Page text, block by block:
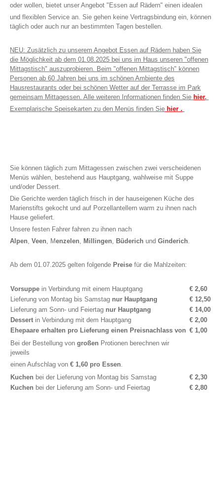
oder wollen, bietet unser Angebot "Essen auf Rädern" einen idealen
und flexiblen Service an. Sie gehen keine Vertragsbindung ein, können
täglich oder auch nur an bestimmten Tagen bestellen.
NEU: Zusätzlich zu unserem Angebot Essen auf Rädern haben Sie
die Möglichkeit ab dem 01.08.2025 bei uns im Haus unseren "offenen
Mittagstisch" auszuprobieren. Beim "offenen Mittagstisch" können
Personen ab 60 Jahren bei uns im schönen Ambiente des
Hausrestaurants oder bei schönen Wetter auf der Terrasse im Park
gemeinsam Mittagessen. Alle weiteren Informationen finden Sie hier.
Exemplarische Speisekarten zu den Menüs finden Sie hier .
Sie können täglich zum Mittagessen zwischen zwei verscheidenen
Menüs wählen, bestehend aus Hauptgang, wahlweise mit Suppe
und/oder Dessert.
Die Gerichte werden täglich frisch in der hauseigenen Küche des
Marienstifts gekocht und auf Porzellantellern warm zu ihnen nach
Hause geliefert.
Unsere festen Fahrer fahren zu ihnen nach
Alpen Veen , Menzelen Millingen Büderich und Ginderich
Ab dem 01.07.2025 gelten folgende Preise für die Mahlzeiten:
Vorsuppe in Verbindung mit einem Hauptgang
€ 2,60
Lieferung von Montag bis Samstag nur Hauptgang
€ 12,50
Lieferung am Sonn- und Feiertag nur Hauptgang
€ 14,00
Dessert in Verbindung mit dem Hauptgang
€ 2,00
Ehepaare erhalten pro Lieferung einen Preisnachlass von € 1,00
Bei der Bestellung von großen Protionen berechnen wir
jeweils
einen Aufschlag von € 1,60 pro Essen
Kuchen bei der Lieferung von Montag bis Samstag
€ 2,30
Kuchen bei der Lieferung am Sonn- und Feiertag € 2,80